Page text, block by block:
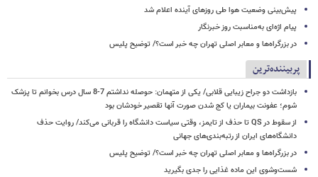
پیش‌بینی وضعیت هوا طی روزهای آینده اعلام شد
پیام اژه‌ای به‌مناسبت روز خبرنگار
در بزرگراه‌ها و معابر اصلی تهران چه خبر است؟/ توضیح پلیس
پربیننده‌ترین
بازداشت دو جراح زیبایی قلابی/ یکی از متهمان: حوصله نداشتم 7-8 سال درس بخوانم تا پزشک
شوم؛ عفونت بیماران یا کج شدن صورت آنها تقصیر خودشان بود
از سقوط در QS تا حذف از تایمز، وقتی سیاست دانشگاه را قربانی می‌کند/ روایت حذف
دانشگاه‌های ایران از رتبه‌بندی‌های جهانی
در بزرگراه‌ها و معابر اصلی تهران چه خبر است؟/ توضیح پلیس
شست‌وشوی این ماده غذایی را جدی بگیرید